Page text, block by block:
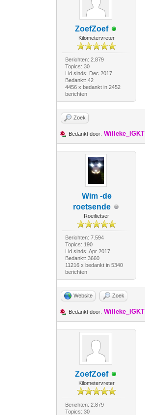
ZoefZoef
Kilometervreter
Berichten: 2.879
Topics: 30
Lid sinds: Dec 2017
Bedankt: 42
4456 x bedankt in 2452
berichten
Zoek
Bedankt door: Willeke_IGKT
Wim -de
roetsende
Roeifietser
Berichten: 7.594
Topics: 190
Lid sinds: Apr 2017
Bedankt: 3660
11216 x bedankt in 5340
berichten
Website Zoek
Bedankt door: Willeke_IGKT
ZoefZoef
Kilometervreter
Berichten: 2.879
Topics: 30